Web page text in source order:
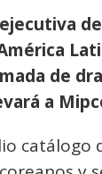
de
a
catálogo